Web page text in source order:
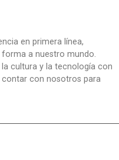
en primera línea,
a nuestro mundo.
cultura y la tecnología con
contar con nosotros para